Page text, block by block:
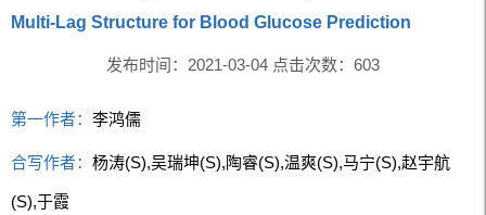
Multi-Lag Structure for Blood Glucose Prediction
发布时间：2021-03-04 点击次数： 603
第一作者：李鸿儒
合写作者：杨涛(S),吴瑞坤(S),陶睿(S),温爽(S),马宁(S),赵宇航
(S),于霞